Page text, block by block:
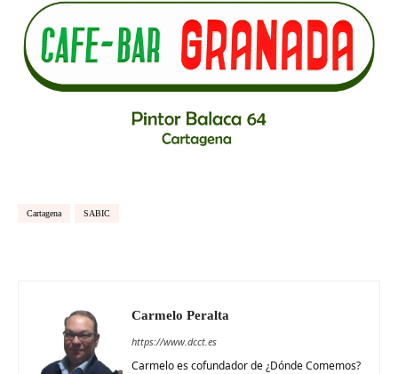
Cartagena SABIC
Carmelo Peralta
https://www.dcct.es
Carmelo es cofundador de ¿Dónde Comemos?